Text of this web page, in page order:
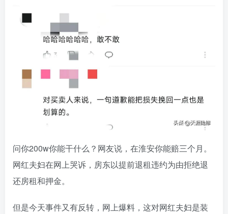
问你200w你能干什么？网友说，在淮安你能赔三个月。
网红夫妇在网上哭诉，房东以提前退租违约为由拒绝退
还房租和押金。
但是今天事件又有反转，网上爆料，这对网红夫妇是装